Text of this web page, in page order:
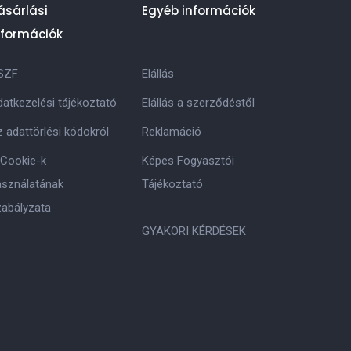
tájékoztató
adattörlési kódokról
k
Egyéb információk
Elállás
Elállás a szerződéstől
Reklamáció
Képes Fogyasztói
Tájékoztató
GYAKORI KÉRDÉSEK